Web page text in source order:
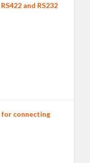
and RS232
for connecting